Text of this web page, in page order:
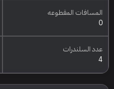
المسافات المقطوعه
0
عدد السلندرات
4